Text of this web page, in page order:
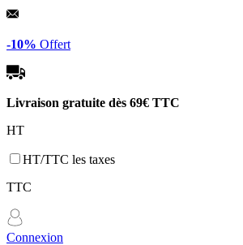
Panneau de gestion des cookies
-10% Offert
Livraison gratuite dès 69€ TTC
HT
HT/TTC les taxes
TTC
Connexion